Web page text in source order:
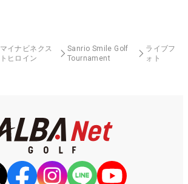
マイナビネクス
トヒロイン
Sanrio Smile Golf
Tournament
ライブフ
ォト